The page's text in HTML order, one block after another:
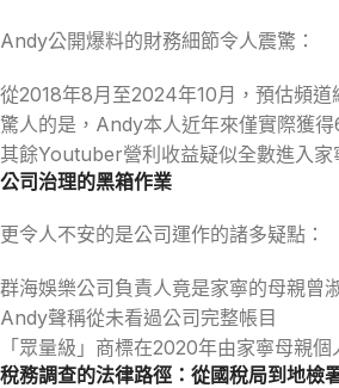
Andy公開爆料的財務細節令人震驚：
從2018年8月至2024年10月，預估頻道
驚人的是，Andy本人近年來僅實際獲
其餘Youtuber營利收益疑似全數進入家
公司治理的黑箱作業
更令人不安的是公司運作的諸多疑點：
群海娛樂公司負責人竟是家寧的母親曾
Andy聲稱從未看過公司完整帳目
「眾量級」商標在2020年由家寧母親
稅務調查的法律路徑：從國稅局到地檢